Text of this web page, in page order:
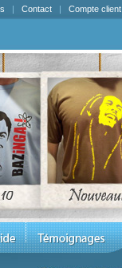
| Contact | Compte client